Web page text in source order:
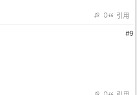
0 引用
#9